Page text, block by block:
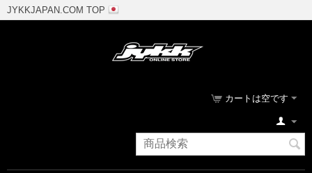
JYKKJAPAN.COM TOP
カートは空です